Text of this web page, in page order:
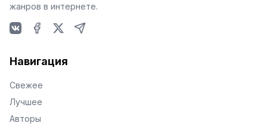
жанров в интернете.
Навигация
Свежее
Лучшее
Авторы